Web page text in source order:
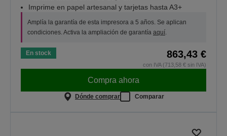
Imprime en papel artesanal y tarjetas hasta A3+
Amplía la garantía de esta impresora a 5 años. Se aplican
condiciones. Activa la ampliación de garantía aquí.
En stock 863,43 €
con IVA (713,58 € sin IVA)
Compra ahora
Dónde comprar Comparar